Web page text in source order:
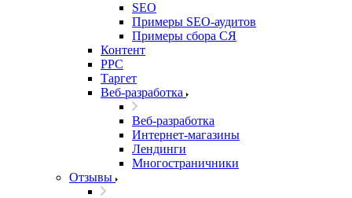
SEO
Примеры SEO-аудитов
Примеры сбора СЯ
Контент
PPC
Таргет
Веб-разработка
Веб-разработка
Интернет-магазины
Лендинги
Многостраничники
Отзывы